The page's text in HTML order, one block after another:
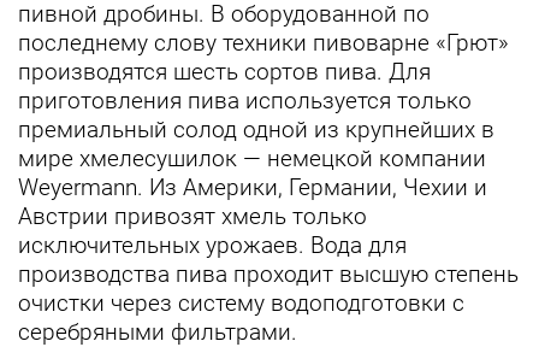
пивной дробины. В оборудованной по
последнему слову техники пивоварне «Грют»
производятся шесть сортов пива. Для
приготовления пива используется только
премиальный солод одной из крупнейших в
мире хмелесушилок — немецкой компании
Weyermann. Из Америки, Германии, Чехии и
Австрии привозят хмель только
исключительных урожаев. Вода для
производства пива проходит высшую степень
очистки через систему водоподготовки с
серебряными фильтрами.